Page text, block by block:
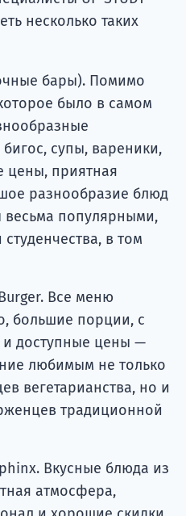
несколько таких
бары). Помимо
было в самом
супы, вареники,
цены, приятная
разнообразие блюд
популярными,
в том
Все меню
большие порции, с
и доступные цены —
любимым не только
вегетарианства, но и
традиционной
Вкусные блюда из
атмосфера,